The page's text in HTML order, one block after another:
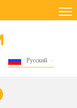
Русский